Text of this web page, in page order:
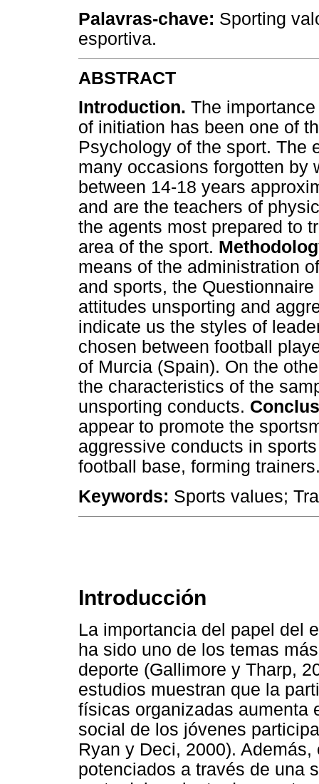
Palavras-chave: Sporting
esportiva.
ABSTRACT
Introduction. The
of initiation has been one of
Psychology of the sport. The
many occasions forgotten by
between 14-18 years
and are the teachers of
the agents most prepared to
area of the sport.
means of the administration
and sports, the
attitudes unsporting and
indicate us the styles of
chosen between football
of Murcia (Spain). On the
the characteristics of the
unsporting conducts.
appear to promote the
aggressive conducts in
football base, forming
Keywords: Sports values;
Introducción
La importancia del papel del
ha sido uno de los temas
deporte (Gallimore y Tharp,
estudios muestran que la
físicas organizadas aumenta
social de los jóvenes
Ryan y Deci, 2000).
potenciados a través de una